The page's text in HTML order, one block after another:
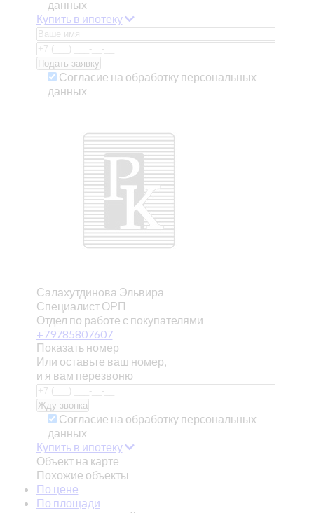
данных
Купить в ипотеку
Согласие на обработку персональных
данных
Салахутдинова Эльвира
Специалист ОРП
Отдел по работе с покупателями
+79785807607
Показать номер
Или оставьте ваш номер,
и я вам перезвоню
Согласие на обработку персональных
данных
Купить в ипотеку
Объект на карте
Похожие объекты
По цене
По площади